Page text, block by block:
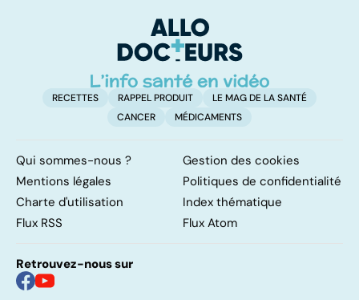
levée de
l'anonymat
RECETTES RAPPEL PRODUIT
LE MAG DE LA SANTÉ
CANCER
MÉDICAMENTS
Qui sommes-nous ?
Gestion des cookies
Mentions légales
Politiques de confidentialité
Charte d'utilisation
Index thématique
Flux RSS
Flux Atom
Retrouvez-nous sur